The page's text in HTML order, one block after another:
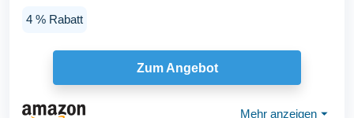
4 % Rabatt
Zum Angebot
Mehr anzeigen ⏷